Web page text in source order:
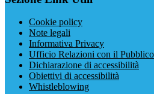
Cookie policy
Note legali
Informativa Privacy
Ufficio Relazioni con il Pubblico
Dichiarazione di accessibilità
Obiettivi di accessibilità
Whistleblowing